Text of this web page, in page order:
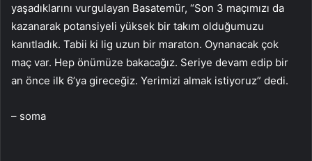
yaşadıklarını vurgulayan Basatemür, “Son 3 maçımızı da
kazanarak potansiyeli yüksek bir takım olduğumuzu
kanıtladık. Tabii ki lig uzun bir maraton. Oynanacak çok
maç var. Hep önümüze bakacağız. Seriye devam edip bir
an önce ilk 6’ya gireceğiz. Yerimizi almak istiyoruz” dedi.
– soma